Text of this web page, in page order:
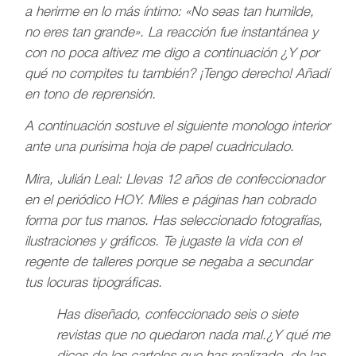
a herirme en lo más íntimo: «No seas tan humilde,
no eres tan grande». La reacción fue instantánea y
con no poca altivez me digo a continuación ¿Y por
qué no compites tu también? ¡Tengo derecho! Añadí
en tono de reprensión.
A continuación sostuve el siguiente monologo interior
ante una purísima hoja de papel cuadriculado.
Mira, Julián Leal: Llevas 12 años de confeccionador
en el periódico HOY. Miles e páginas han cobrado
forma por tus manos. Has seleccionado fotografías,
ilustraciones y gráficos. Te jugaste la vida con el
regente de talleres porque se negaba a secundar
tus locuras tipográficas.
Has diseñado, confeccionado seis o siete
revistas que no quedaron nada mal.¿Y qué me